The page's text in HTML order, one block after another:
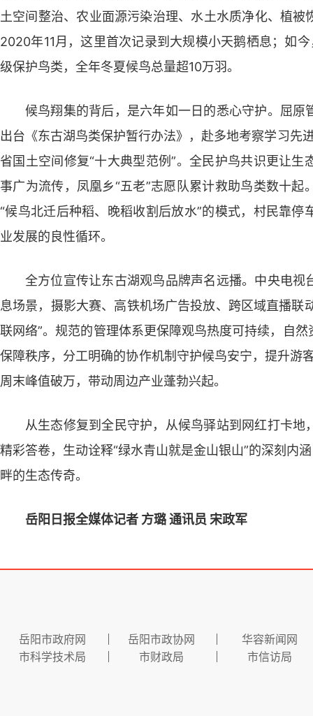
土空间整治、农业面源污染治理、水土水质净化、植
2020年11月，这里首次记录到大规模小天鹅栖息；如
级保护鸟类，全年冬夏候鸟总量超10万羽。
候鸟翔集的背后，是六年如一日的悉心守护。屈
出台《东古湖鸟类保护暂行办法》，赴多地考察学习
省国土空间修复“十大典型范例”。全民护鸟共识更让
事广为流传，凤凰乡“五老”志愿队累计救助鸟类数十
“候鸟北迁后种稻、晚稻收割后放水”的模式，村民靠
业发展的良性循环。
全方位宣传让东古湖观鸟品牌声名远播。中央电
息场景，摄影大赛、高铁机场广告投放、跨区域直播联
联网络”。规范的管理体系更保障观鸟热度可持续，自
保障秩序，分工明确的协作机制守护候鸟安宁，提升游
周末峰值破万，带动周边产业蓬勃兴起。
从生态修复到全民守护，从候鸟驿站到网红打卡
精彩答卷，生动诠释“绿水青山就是金山银山”的深刻内
畔的生态传奇。
岳阳日报全媒体记者 方璐通讯员 宋政军
岳阳市政府网 岳阳市政协网
华容新闻网
市科学技术局
市财政局 市信访局